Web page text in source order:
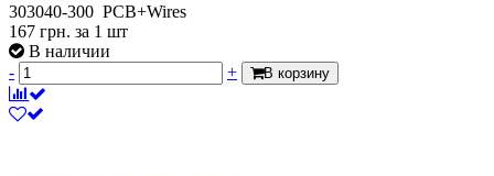
303040-300 PCB+Wires
167 грн. за 1 шт
В наличии
-
+ В корзину